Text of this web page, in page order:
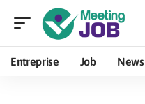
Entreprise Job News